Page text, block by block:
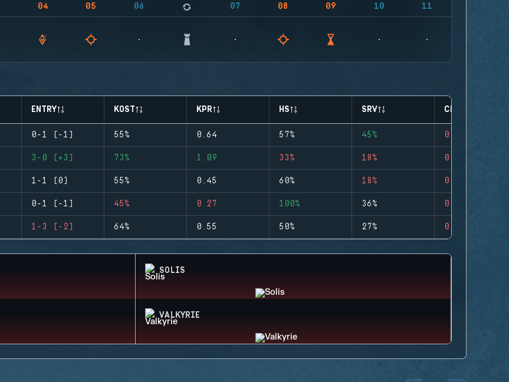
04 05 06 07 08 09 10 11
ENTRY KOST KPR HS SRV CLUTCHES
0-1 (-1) 55% 0.64 57% 45% 0
3-0 (+3) 73% 1.09 33% 18% 0
1-1 (0) 55% 0.45 60% 18% 0
0-1 (-1) 45% 0.27 100% 36% 0
1-3 (-2) 64% 0.55 50% 27% 0
SOLIS
VALKYRIE